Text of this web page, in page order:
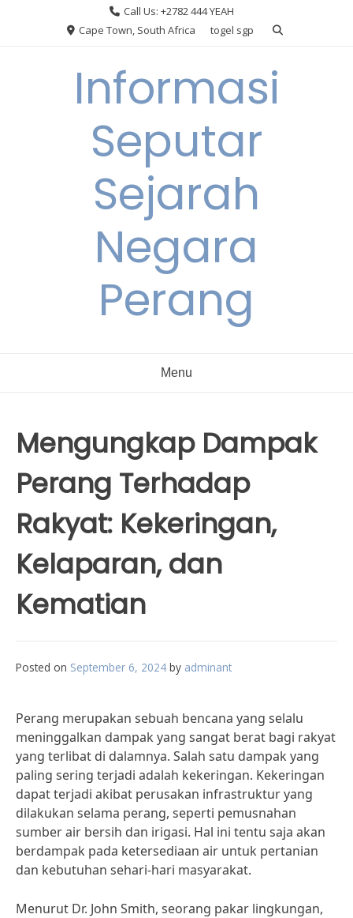
Call Us: +2782 444 YEAH
Cape Town, South Africa
togel sgp
Informasi
Seputar
Sejarah
Negara
Perang
Menu
Mengungkap Dampak
Perang Terhadap
Rakyat: Kekeringan,
Kelaparan, dan
Kematian
Posted on September 6, 2024 by adminant
Perang merupakan sebuah bencana yang selalu
meninggalkan dampak yang sangat berat bagi rakyat
yang terlibat di dalamnya. Salah satu dampak yang
paling sering terjadi adalah kekeringan. Kekeringan
dapat terjadi akibat perusakan infrastruktur yang
dilakukan selama perang, seperti pemusnahan
sumber air bersih dan irigasi. Hal ini tentu saja akan
berdampak pada ketersediaan air untuk pertanian
dan kebutuhan sehari-hari masyarakat.
Menurut Dr. John Smith, seorang pakar lingkungan,